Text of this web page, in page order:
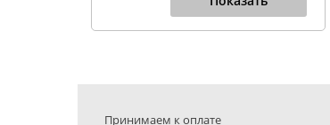
Принимаем к оплате